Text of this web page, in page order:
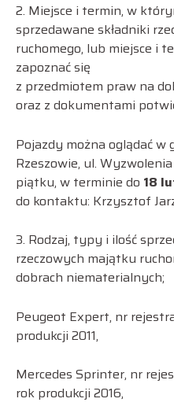
2. Miejsce i termin, w
sprzedawane składniki
ruchomego, lub miejsce i
zapoznać się
z przedmiotem praw na
oraz z dokumentami
Pojazdy można oglądać w
Rzeszowie, ul.
piątku, w terminie do 18
do kontaktu: Krzysztof
3. Rodzaj, typy i ilość
rzeczowych majątku
dobrach niematerialnych;
Peugeot Expert, nr
produkcji 2011,
Mercedes Sprinter, nr
rok produkcji 2016,